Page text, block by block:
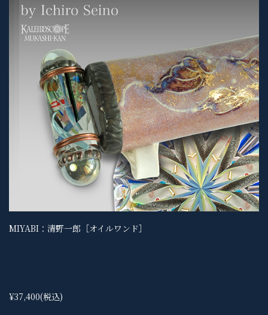
MIYABI：清野一郎［オイルワンド］
¥37,400(税込)